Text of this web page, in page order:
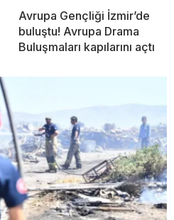
Avrupa Gençliği İzmir’de
buluştu! Avrupa Drama
Buluşmaları kapılarını açtı